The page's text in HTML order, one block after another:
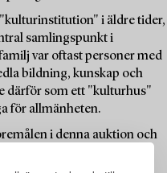
i äldre tider,
samlingspunkt i
var oftast personer med
bildning, kunskap och
därför som ett "kulturhus"
för allmänheten.
i denna auktion och